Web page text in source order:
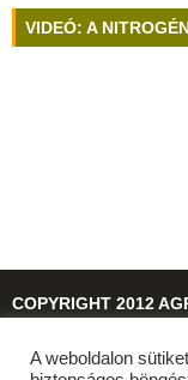
VIDEÓ: A
COPYRIGHT 2012
A weboldalon